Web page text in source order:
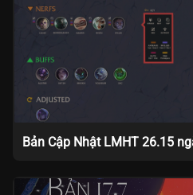
Bản Cập Nhật LMHT 26.15